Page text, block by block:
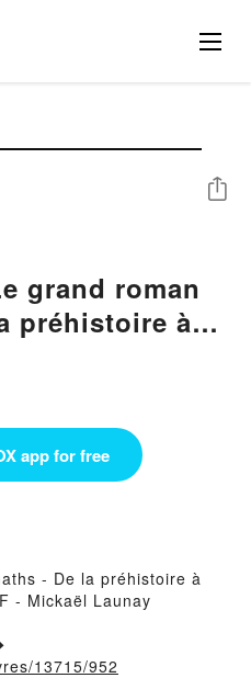
grand roman
Share
app for free
- De la préhistoire à
- Mickaël Launay
13715/952